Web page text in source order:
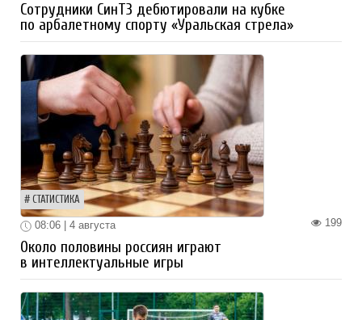
Сотрудники СинТЗ дебютировали на кубке
по арбалетному спорту «Уральская стрела»
СТАТИСТИКА
199
08:06 | 4 августа
Около половины россиян играют
в интеллектуальные игры